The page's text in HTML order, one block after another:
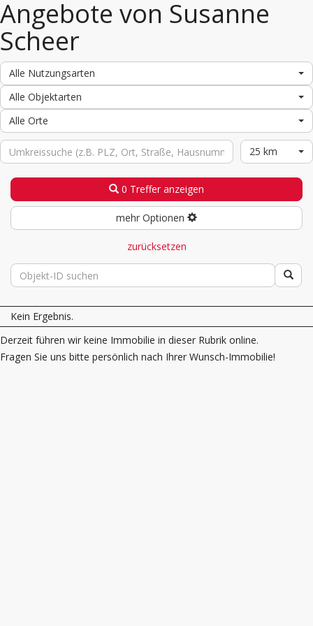
Angebote von Susanne
Scheer
Alle Nutzungsarten
Alle Objektarten
Alle Orte
25 km
0 Treffer anzeigen
mehr Optionen
zurücksetzen
Kein Ergebnis.
Derzeit führen wir keine Immobilie in dieser Rubrik online.
Fragen Sie uns bitte persönlich nach Ihrer Wunsch-Immobilie!